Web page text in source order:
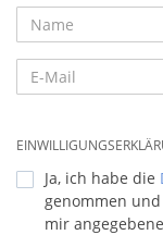
Ja, ich habe die
genommen
mir